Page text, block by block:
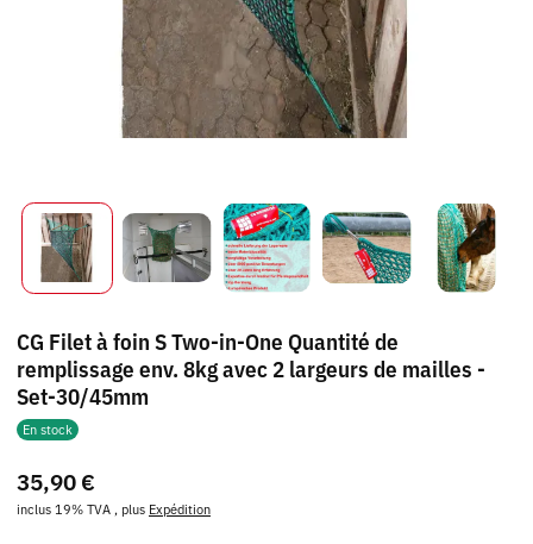
CG Filet à foin S Two-in-One Quantité de
remplissage env. 8kg avec 2 largeurs de mailles -
Set-30/45mm
En stock
35,90 €
inclus 19% TVA , plus Expédition